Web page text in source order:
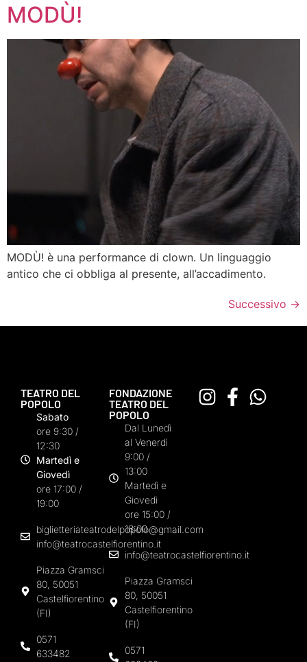
MODÙ!
MODÙ! è una performance di clown. Un linguaggio
antico che ci obbliga al presente, all’accadimento.
Successivo →
TEATRO DEL
POPOLO
Sabato
ore 9:30 /
12:30
Martedì e
Giovedì
ore 17:00 /
19:00
biglietteriateatrodelpopolo@gmail.com
info@teatrocastelfiorentino.it
Piazza Gramsci
80, 50051
Castelfiorentino
(FI)
0571
633482
FONDAZIONE
TEATRO DEL
POPOLO
Dal Lunedì
al Venerdì
9:00 /
13:00
Martedì e
Giovedì
ore 15:00 /
18:00
info@teatrocastelfiorentino.it
Piazza Gramsci
80, 50051
Castelfiorentino
(FI)
0571